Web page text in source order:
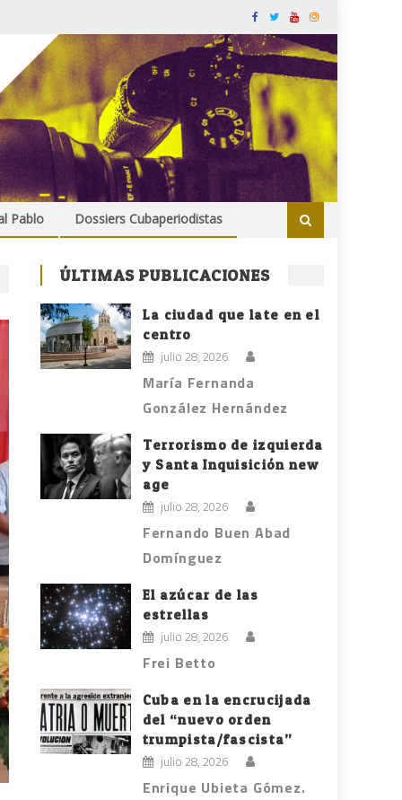
Pablo Dossiers Cubaperiodistas
ÚLTIMAS PUBLICACIONES
La ciudad que late en el
centro
julio 28, 2026
María Fernanda
González Hernández
Terrorismo de izquierda
y Santa Inquisición new
age
julio 28, 2026
Fernando Buen Abad
Domínguez
El azúcar de las
estrellas
julio 28, 2026
Frei Betto
Cuba en la encrucijada
del “nuevo orden
trumpista/fascista”
julio 28, 2026
Enrique Ubieta Gómez.